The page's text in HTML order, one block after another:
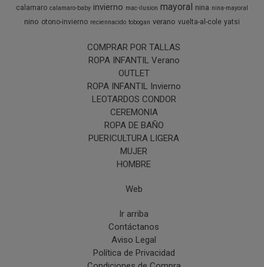
calamaro calamaro-baby invierno mac-ilusion mayoral nina nina-mayoral
nino otono-invierno reciennacido tobogan verano vuelta-al-cole yatsi
COMPRAR POR TALLAS
ROPA INFANTIL Verano
OUTLET
ROPA INFANTIL Invierno
LEOTARDOS CONDOR
CEREMONIA
ROPA DE BAÑO
PUERICULTURA LIGERA
MUJER
HOMBRE
Web
Ir arriba
Contáctanos
Aviso Legal
Política de Privacidad